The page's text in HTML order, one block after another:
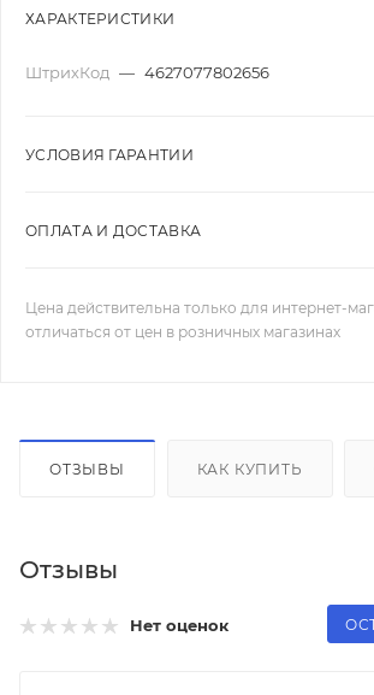
ХАРАКТЕРИСТИКИ
ШтрихКод — 4627077802656
УСЛОВИЯ ГАРАНТИИ
ОПЛАТА И ДОСТАВКА
Цена действительна только для интернет-
отличаться от цен в розничных магазинах
ОТЗЫВЫ КАК КУПИТЬ
Отзывы
Нет оценок